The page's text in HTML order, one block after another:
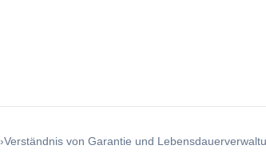
›Verständnis von Garantie und